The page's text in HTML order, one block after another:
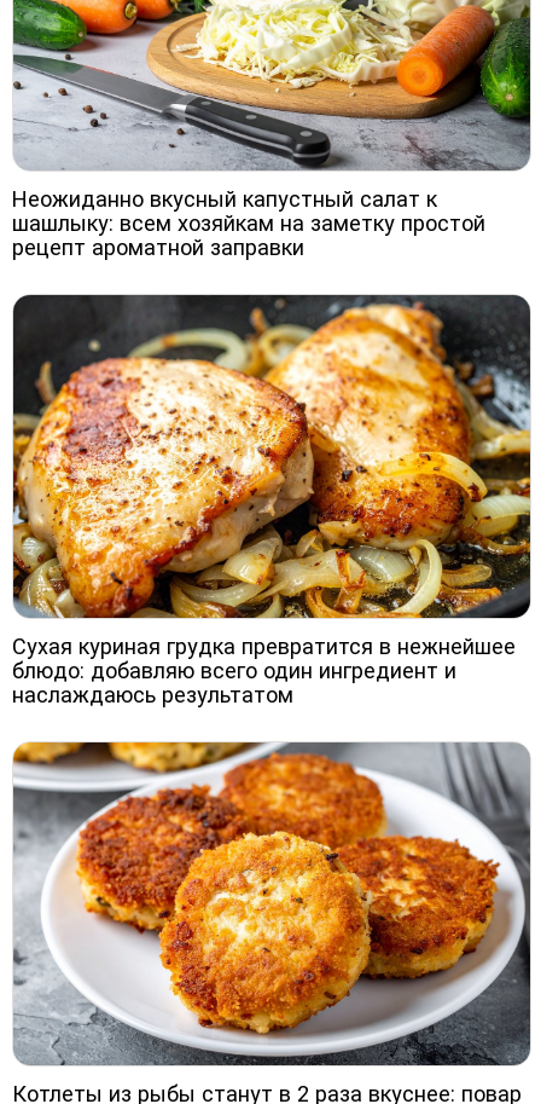
Неожиданно вкусный капустный салат к
шашлыку: всем хозяйкам на заметку простой
рецепт ароматной заправки
Сухая куриная грудка превратится в нежнейшее
блюдо: добавляю всего один ингредиент и
наслаждаюсь результатом
Котлеты из рыбы станут в 2 раза вкуснее: повар